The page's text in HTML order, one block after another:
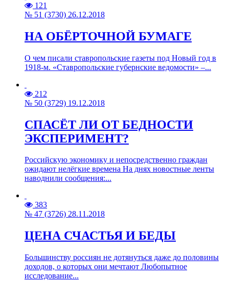
121
№ 51 (3730) 26.12.2018
НА ОБЁРТОЧНОЙ БУМАГЕ
О чем писали ставропольские газеты под Новый год в
1918-м. «Ставропольские губернские ведомости» –...
212
№ 50 (3729) 19.12.2018
СПАСЁТ ЛИ ОТ БЕДНОСТИ
ЭКСПЕРИМЕНТ?
Российскую экономику и непосредственно граждан
ожидают нелёгкие времена На днях новостные ленты
наводнили сообщения:...
383
№ 47 (3726) 28.11.2018
ЦЕНА СЧАСТЬЯ И БЕДЫ
Большинству россиян не дотянуться даже до половины
доходов, о которых они мечтают Любопытное
исследование...